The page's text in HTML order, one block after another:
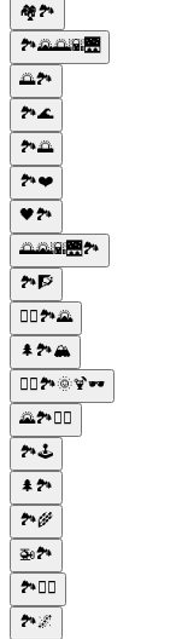
🏘️🏞️
🏞️🌄🌅🌇🌉
🌅🏞️
🏞️🌊
🏞️🌅
🏞️❤️
🖤🏞️
🌅🌄🌇🌉🏞️
🏞️🧗
🚵‍♂️🏞️🌄
🌲🏞️🏔️
🚴‍♀️🏞️🌞🍹🕶️
🌄🏞️🚶‍♀️
🏞️🕹️
🌲🏞️
🏞️🌾
🚁🏞️
🏞️🚶‍♂️
🏞️🌌